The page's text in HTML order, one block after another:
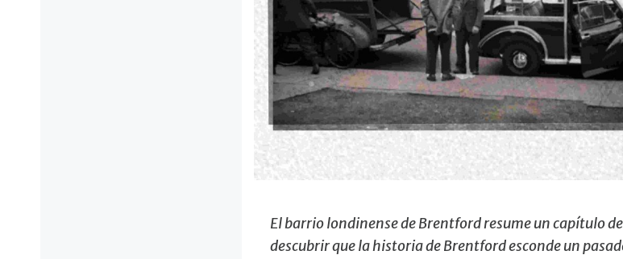
El barrio londinense de Brentford resume un capítulo
descubrir que la historia de Brentford esconde un